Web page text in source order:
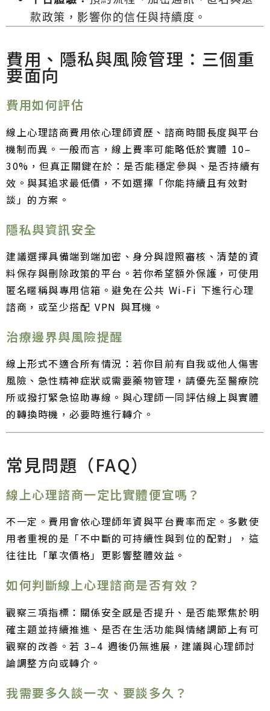
款政策，影響你的信任與持續度。
費用、隱私與風險管理：三個重
要面向
費用如何評估
線上心理諮商費用依心理師資歷、諮商時間長度與平台
機制而異。一般而言，線上費率可能略低於實體 10–
30%，但真正關鍵在於：是否能穩定參與、是否持續有
效。與其追求最低價，不如選擇「你能持續且有效對
談」的方案。
隱私與資訊安全
建議選擇具備端到端加密、身分與證照審核、清楚的資
料保存與刪除政策的平台。若你希望額外保護，可使用
匿名暱稱與專用信箱。避免在公共 Wi-Fi 下進行心理
諮商，或至少搭配 VPN 與耳機。
治療邊界與風險提醒
線上形式不適合所有情況：若你目前有自我或他人傷害
風險、急性精神症狀或需要藥物管理，請優先至醫療院
所或撥打緊急協助專線。與心理師一同評估線上與實體
的轉換時機，必要時進行轉介。
常見問題（FAQ）
線上心理諮商一定比實體便宜嗎？
不一定。費用會依心理師年資與平台費率而定。多數使
用者重視的是「不中斷的可持續性與到位的配對」，這
往往比「單次價格」更影響整體效益。
如何判斷線上心理諮商是否有效？
觀察三項指標：關係安全感是否提升、是否能聚焦於明
確主題並持續推進、是否在生活功能與情緒調節上有可
觀察的改善。若 3–4 週後仍無進展，建議與心理師討
論調整方向或轉介。
我需要多久談一次、要談多久？